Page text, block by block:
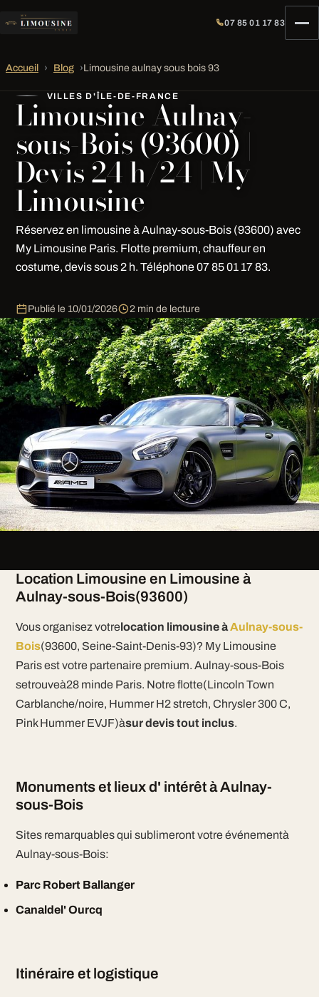
07 85 01 17 83
Accueil › Blog ›Limousine aulnay sous bois 93
VILLES D'ÎLE-DE-FRANCE
Limousine Aulnay-
sous-Bois (93600) |
Devis 24 h/24 | My
Limousine
Réservez en limousine à Aulnay-sous-Bois (93600) avec
My Limousine Paris. Flotte premium, chauffeur en
costume, devis sous 2 h. Téléphone 07 85 01 17 83.
Publié le 10/01/2026 2 min de lecture
Location Limousine en Limousine à
Aulnay-sous-Bois(93600)
Vous organisez votrelocation limousine àAulnay-sous-
Bois(93600, Seine-Saint-Denis-93)? My Limousine
Paris est votre partenaire premium. Aulnay-sous-Bois
setrouveà28 minde Paris. Notre flotte(Lincoln Town
Carblanche/noire, Hummer H2 stretch, Chrysler 300 C,
Pink Hummer EVJF)àsur devis tout inclus.
Monuments et lieux d' intérêt à Aulnay-
sous-Bois
Sites remarquables qui sublimeront votre événementà
Aulnay-sous-Bois:
Parc Robert Ballanger
Canaldel' Ourcq
Itinéraire et logistique